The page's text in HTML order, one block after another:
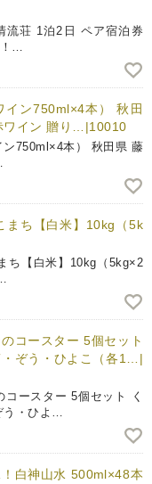
流荘 1泊2日 ペア宿泊券
！…
イン750ml×4本） 秋田
ワイン 贈り…|10010
ン750ml×4本） 秋田県 藤
まち【白米】10kg（5k
ち【白米】10kg（5kg×2
コースター 5個セット
・ぞう・ひよこ（各1…|
コースター 5個セット く
う・ひよ…
！白神山水 500ml×48本